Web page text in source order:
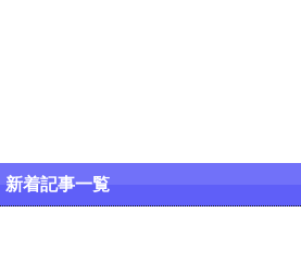
新着記事一覧